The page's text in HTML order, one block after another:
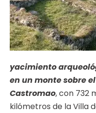
yacimiento
en un monte sobre
Castromao, con 732
kilómetros de la Villa